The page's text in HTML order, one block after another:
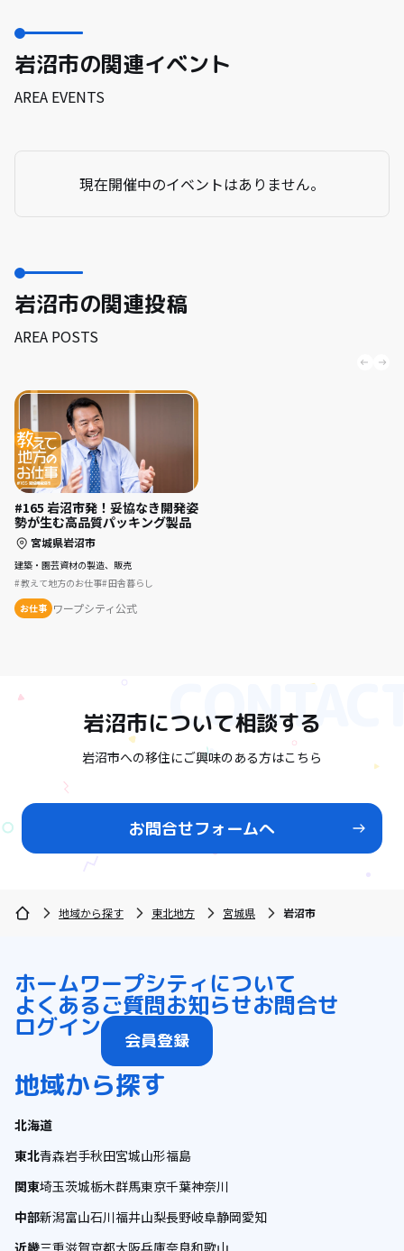
岩沼市の関連イベント
AREA EVENTS
現在開催中のイベントはありません。
岩沼市の関連投稿
AREA POSTS
#165 岩沼市発！妥協なき開発姿
勢が生む高品質パッキング製品
宮城県岩沼市
建築・園芸資材の製造、販売
教えて地方のお仕事 田舎暮らし
お仕事 ワープシティ公式
岩沼市について相談する
岩沼市への移住にご興味のある方はこちら
お問合せフォームへ
地域から探す 東北地方 宮城県 岩沼市
ホームワープシティについて
よくあるご質問お知らせお問合せ
ログイン 会員登録
地域から探す
北海道
東北青森岩手秋田宮城山形福島
関東埼玉茨城栃木群馬東京千葉神奈川
中部新潟富山石川福井山梨長野岐阜静岡愛知